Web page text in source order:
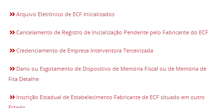
Arquivo Eletrônico de ECF Inicializados
Cancelamento de Registro de Inicialização Pendente pelo Fabricante do ECF
Credenciamento de Empresa Interventora Terceirizada
Dano ou Esgotamento de Dispositivo de Memória Fiscal ou de Memória de
Fita Detalhe
Inscrição Estadual de Estabelecimento Fabricante de ECF situado em outro